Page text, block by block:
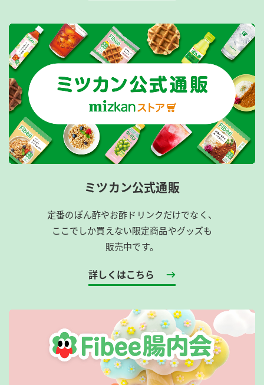
ミツカン公式通販
定番のぽん酢やお酢ドリンクだけでなく、
ここでしか買えない限定商品やグッズも
販売中です。
詳しくはこちら